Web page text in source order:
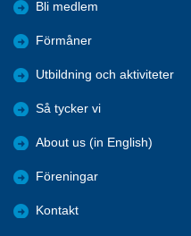
Bli medlem
Förmåner
Utbildning och aktiviteter
Så tycker vi
About us (in English)
Föreningar
Kontakt